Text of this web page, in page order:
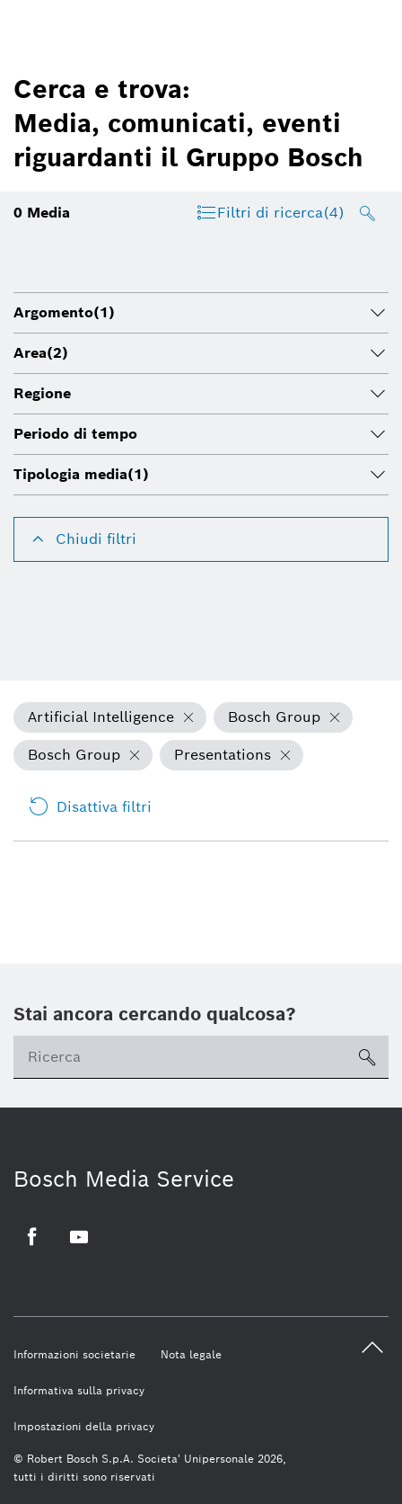
Cerca e trova:
Media, comunicati, eventi
riguardanti il Gruppo Bosch
0 Media Filtri di ricerca(4)
Argomento(1)
Area(2)
Regione
Periodo di tempo
Tipologia media(1)
Chiudi filtri
Artificial Intelligence
Bosch Group
Bosch Group
Presentations
Disattiva filtri
Stai ancora cercando qualcosa?
Bosch Media Service
© Robert Bosch S.p.A. Societa' Unipersonale 2026,
tutti i diritti sono riservati
Informazioni societarie Nota legale
Informativa sulla privacy
Impostazioni della privacy